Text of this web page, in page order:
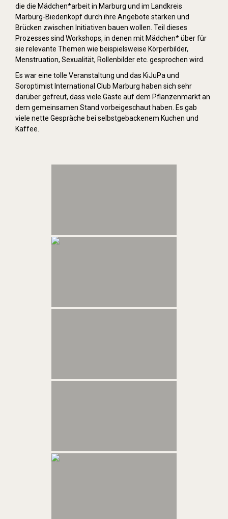
die die Mädchen*arbeit in Marburg und im Landkreis
Marburg-Biedenkopf durch ihre Angebote stärken und
Brücken zwischen Initiativen bauen wollen. Teil dieses
Prozesses sind Workshops, in denen mit Mädchen* über für
sie relevante Themen wie beispielsweise Körperbilder,
Menstruation, Sexualität, Rollenbilder etc. gesprochen wird.
Es war eine tolle Veranstaltung und das KiJuPa und
Soroptimist International Club Marburg haben sich sehr
darüber gefreut, dass viele Gäste auf dem Pflanzenmarkt an
dem gemeinsamen Stand vorbeigeschaut haben. Es gab
viele nette Gespräche bei selbstgebackenem Kuchen und
Kaffee.